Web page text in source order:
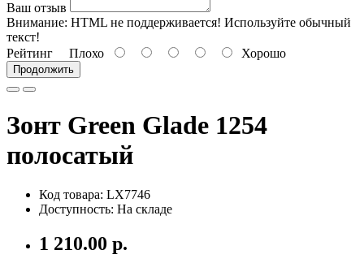
Ваш отзыв
Внимание: HTML не поддерживается! Используйте обычный
текст!
Рейтинг Плохо Хорошо
Продолжить
Зонт Green Glade 1254
полосатый
Код товара: LX7746
Доступность: На складе
1 210.00 р.